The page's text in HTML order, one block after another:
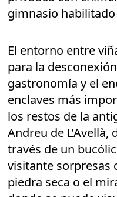
gimnasio
El entorno entre
para la
gastronomía y el
enclaves más
los restos de la
Andreu de L’Avellà,
través de un
visitante sorpresas
piedra seca o el